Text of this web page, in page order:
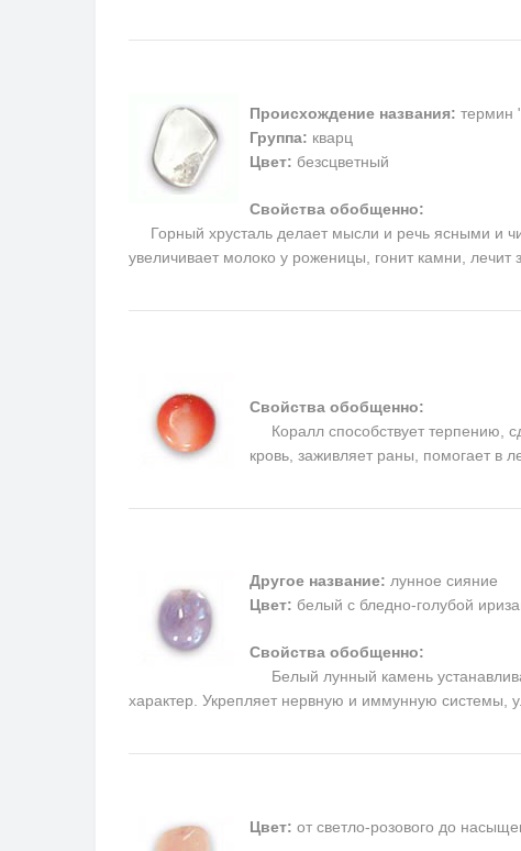
Происхождение названия: термин
Группа: кварц
Цвет: безсцветный
Свойства обобщенно:
Горный хрусталь делает мысли и речь ясными и
увеличивает молоко у роженицы, гонит камни, лечит
Свойства обобщенно:
Коралл способствует терпению,
кровь, заживляет раны, помогает в
Другое название: лунное сияние
Цвет: белый с бледно-голубой
Свойства обобщенно:
Белый лунный камень
характер. Укрепляет нервную и иммунную системы,
Цвет: от светло-розового до